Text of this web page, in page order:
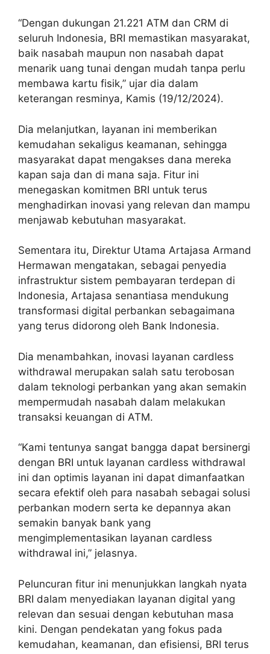
“Dengan dukungan 21.221 ATM dan CRM di
seluruh Indonesia, BRI memastikan masyarakat,
baik nasabah maupun non nasabah dapat
menarik uang tunai dengan mudah tanpa perlu
membawa kartu fisik,” ujar dia dalam
keterangan resminya, Kamis (19/12/2024).
Dia melanjutkan, layanan ini memberikan
kemudahan sekaligus keamanan, sehingga
masyarakat dapat mengakses dana mereka
kapan saja dan di mana saja. Fitur ini
menegaskan komitmen BRI untuk terus
menghadirkan inovasi yang relevan dan mampu
menjawab kebutuhan masyarakat.
Sementara itu, Direktur Utama Artajasa Armand
Hermawan mengatakan, sebagai penyedia
infrastruktur sistem pembayaran terdepan di
Indonesia, Artajasa senantiasa mendukung
transformasi digital perbankan sebagaimana
yang terus didorong oleh Bank Indonesia.
Dia menambahkan, inovasi layanan cardless
withdrawal merupakan salah satu terobosan
dalam teknologi perbankan yang akan semakin
mempermudah nasabah dalam melakukan
transaksi keuangan di ATM.
“Kami tentunya sangat bangga dapat bersinergi
dengan BRI untuk layanan cardless withdrawal
ini dan optimis layanan ini dapat dimanfaatkan
secara efektif oleh para nasabah sebagai solusi
perbankan modern serta ke depannya akan
semakin banyak bank yang
mengimplementasikan layanan cardless
withdrawal ini,” jelasnya.
Peluncuran fitur ini menunjukkan langkah nyata
BRI dalam menyediakan layanan digital yang
relevan dan sesuai dengan kebutuhan masa
kini. Dengan pendekatan yang fokus pada
kemudahan, keamanan, dan efisiensi, BRI terus